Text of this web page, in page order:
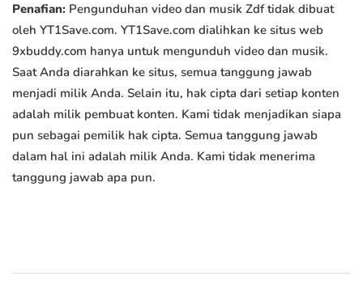
Penafian: Pengunduhan video dan musik Zdf tidak dibuat
oleh YT1Save.com. YT1Save.com dialihkan ke situs web
9xbuddy.com hanya untuk mengunduh video dan musik.
Saat Anda diarahkan ke situs, semua tanggung jawab
menjadi milik Anda. Selain itu, hak cipta dari setiap konten
adalah milik pembuat konten. Kami tidak menjadikan siapa
pun sebagai pemilik hak cipta. Semua tanggung jawab
dalam hal ini adalah milik Anda. Kami tidak menerima
tanggung jawab apa pun.